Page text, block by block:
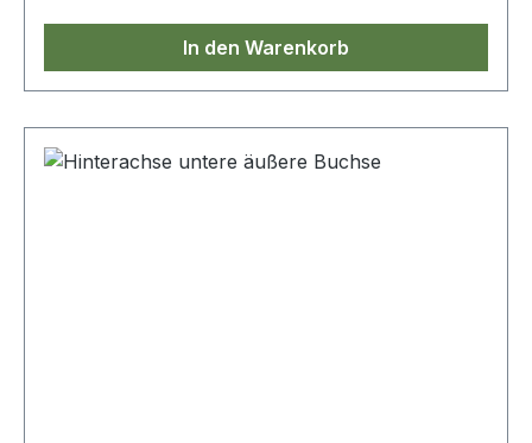
In den Warenkorb